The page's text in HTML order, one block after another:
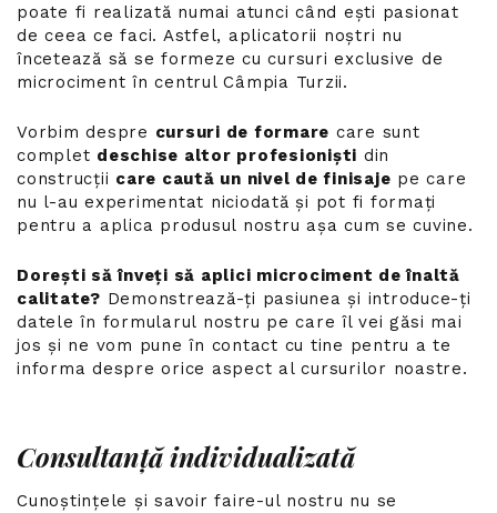
poate fi realizată numai atunci când ești pasionat
de ceea ce faci. Astfel, aplicatorii noștri nu
încetează să se formeze cu cursuri exclusive de
microciment în centrul Câmpia Turzii.
Vorbim despre cursuri de formare care sunt
complet deschise altor profesioniști din
construcții care caută un nivel de finisaje pe care
nu l-au experimentat niciodată și pot fi formați
pentru a aplica produsul nostru așa cum se cuvine.
Dorești să înveți să aplici microciment de înaltă
calitate? Demonstrează-ți pasiunea și introduce-ți
datele în formularul nostru pe care îl vei găsi mai
jos și ne vom pune în contact cu tine pentru a te
informa despre orice aspect al cursurilor noastre.
Consultanță individualizată
Cunoștințele și savoir faire-ul nostru nu se